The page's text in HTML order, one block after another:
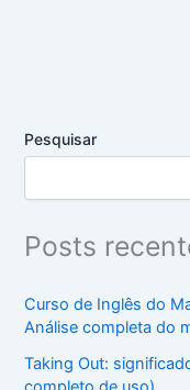
Pesquisar
Posts
Curso de Inglês do
Análise completa do
Taking Out: